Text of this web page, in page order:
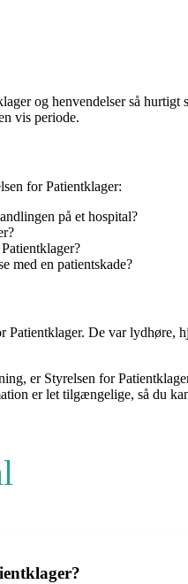
og henvendelser så
vis periode.
for Patientklager:
på et hospital?
med en patientskade?
Patientklager. De var
er Styrelsen for
er let tilgængelige, så du